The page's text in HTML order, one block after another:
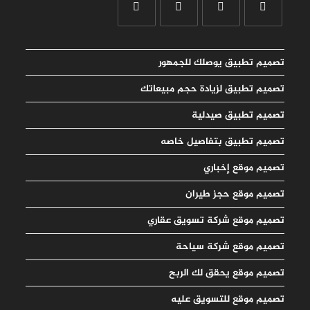
تصميم تطبيق يوصلك للجمهور
تصميم تطبيق لزيادة حجم مبيعاتك
تصميم تطبيق صيدلية
تصميم تطبيق بتفاصيل خاصه
تصميم موقع إخباري
تصميم موقع حجز طيران
تصميم موقع شركة تسويق عقاري
تصميم موقع شركة سياحة
تصميم موقع يحقق لك الربح
تصميم موقع للتسويق عليه